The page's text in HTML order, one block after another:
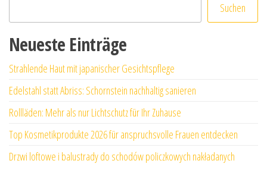
Suchen
Neueste Einträge
Strahlende Haut mit japanischer Gesichtspflege
Edelstahl statt Abriss: Schornstein nachhaltig sanieren
Rollläden: Mehr als nur Lichtschutz für Ihr Zuhause
Top Kosmetikprodukte 2026 für anspruchsvolle Frauen entdecken
Drzwi loftowe i balustrady do schodów policzkowych nakładanych